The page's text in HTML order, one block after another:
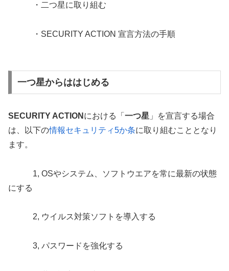
・二つ星に取り組む
・SECURITY ACTION 宣言方法の手順
一つ星からははじめる
SECURITY ACTION における「 一つ星 」を宣言する場合
は、以下の情報セキュリティ5か条に取り組むこととなり
ます。
1, OSやシステム、ソフトウエアを常に最新の状態
にする
2, ウイルス対策ソフトを導入する
3, パスワードを強化する